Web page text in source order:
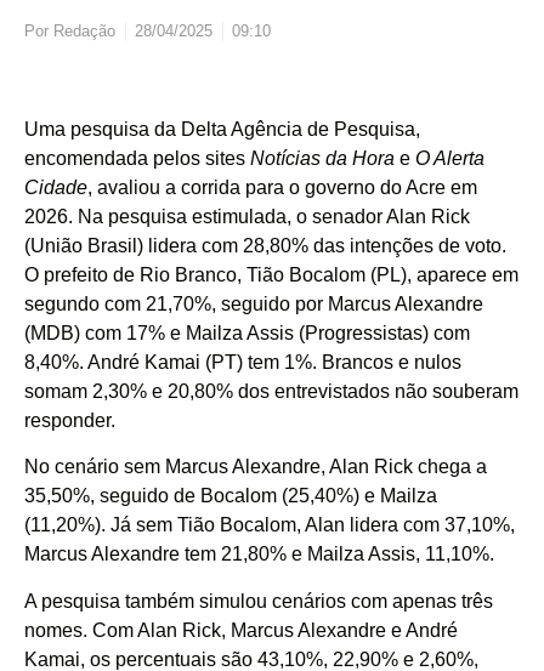
Por Redação 28/04/2025 09:10
Uma pesquisa da Delta Agência de Pesquisa,
encomendada pelos sites Notícias da Hora e O Alerta
Cidade, avaliou a corrida para o governo do Acre em
2026. Na pesquisa estimulada, o senador Alan Rick
(União Brasil) lidera com 28,80% das intenções de voto.
O prefeito de Rio Branco, Tião Bocalom (PL), aparece em
segundo com 21,70%, seguido por Marcus Alexandre
(MDB) com 17% e Mailza Assis (Progressistas) com
8,40%. André Kamai (PT) tem 1%. Brancos e nulos
somam 2,30% e 20,80% dos entrevistados não souberam
responder.
No cenário sem Marcus Alexandre, Alan Rick chega a
35,50%, seguido de Bocalom (25,40%) e Mailza
(11,20%). Já sem Tião Bocalom, Alan lidera com 37,10%,
Marcus Alexandre tem 21,80% e Mailza Assis, 11,10%.
A pesquisa também simulou cenários com apenas três
nomes. Com Alan Rick, Marcus Alexandre e André
Kamai, os percentuais são 43,10%, 22,90% e 2,60%,